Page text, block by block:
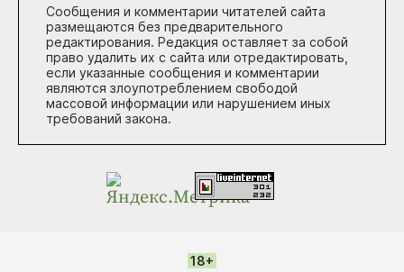
Сообщения и комментарии читателей сайта
размещаются без предварительного
редактирования. Редакция оставляет за собой
право удалить их с сайта или отредактировать,
если указанные сообщения и комментарии
являются злоупотреблением свободой
массовой информации или нарушением иных
требований закона.
18+